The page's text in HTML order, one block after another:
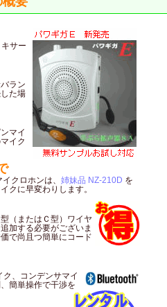
サー
ラン
た場
マイ
イク
クロホンは、 姉妹品 NZ-210D を
クに早変わりします。
（またはＣ型）ワイヤ
加する必要がございま
で尚且つ簡単にコード
、コンデンサマイ
簡単操作で干渉を